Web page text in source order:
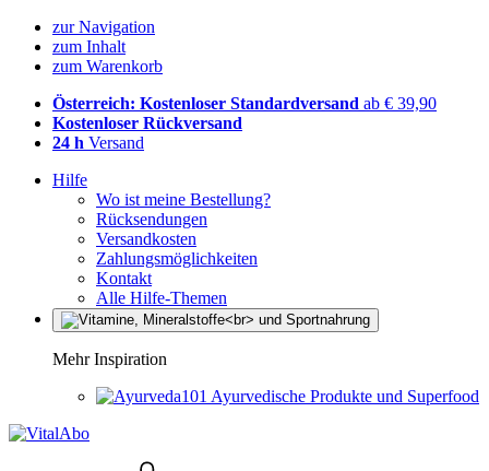
zur Navigation
zum Inhalt
zum Warenkorb
Österreich: Kostenloser Standardversand ab € 39,90
Kostenloser Rückversand
24 h Versand
Hilfe
Wo ist meine Bestellung?
Rücksendungen
Versandkosten
Zahlungsmöglichkeiten
Kontakt
Alle Hilfe-Themen
Mehr Inspiration
Ayurvedische Produkte und Superfood